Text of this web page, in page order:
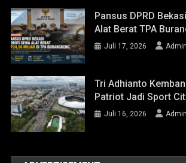
Pansus DPRD
Alat Berat TPA
Juli 17, 2026 Admin
Tri Adhianto
Patriot Jadi Sport
Juli 16, 2026 Admin